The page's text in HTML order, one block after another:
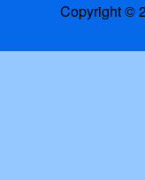
Copyright ©